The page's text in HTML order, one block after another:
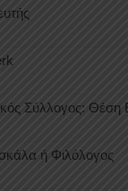
Σύλλογος: Θέση
ή Φιλόλογος